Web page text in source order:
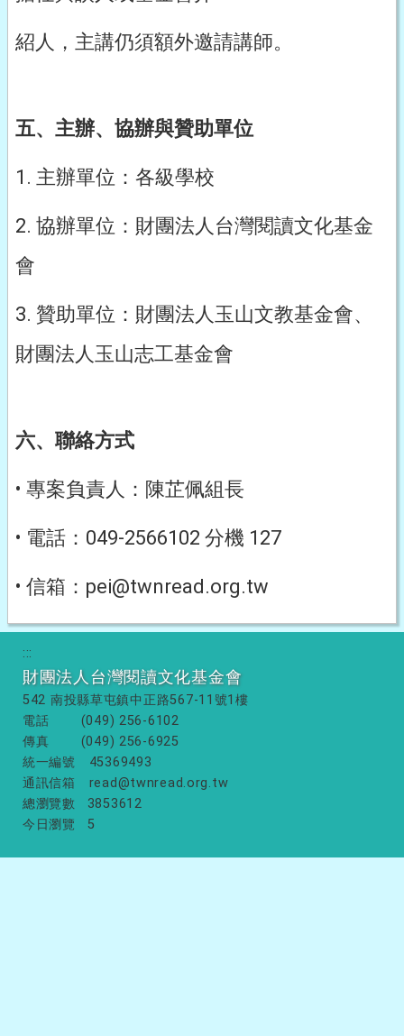
紹人，主講仍須額外邀請講師。
五、主辦、協辦與贊助單位
1. 主辦單位：各級學校
2. 協辦單位：財團法人台灣閱讀文化基金
會
3. 贊助單位：財團法人玉山文教基金會、
財團法人玉山志工基金會
六、聯絡方式
• 專案負責人：陳芷佩組長
• 電話：049-2566102 分機 127
• 信箱：pei@twnread.org.tw
:::
財團法人台灣閱讀文化基金會
542 南投縣草屯鎮中正路567-11號1樓
電話
(049) 256-6102
傳真
(049) 256-6925
統一編號
45369493
通訊信箱
read@twnread.org.tw
總瀏覽數
3853612
今日瀏覽
5